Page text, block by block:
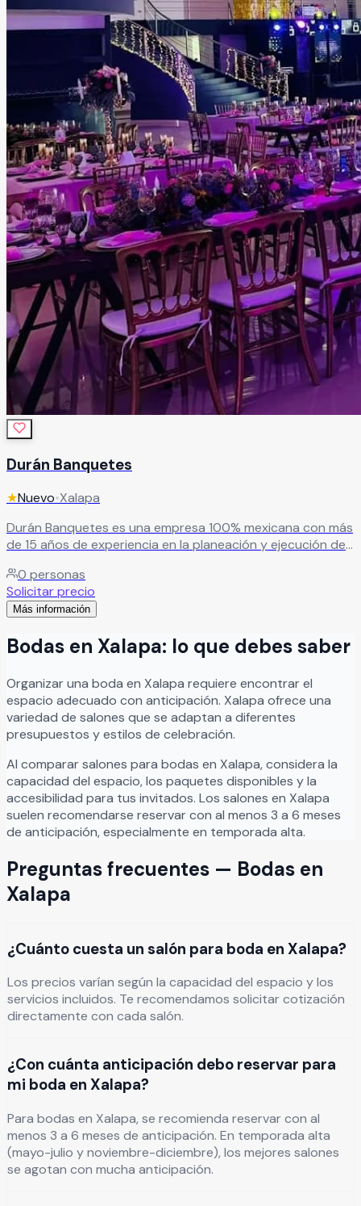
Durán Banquetes
★Nuevo•Xalapa
Durán Banquetes es una empresa 100% mexicana con más
de 15 años de experiencia en la planeación y ejecución de
transformar tu celebración en un momento espectacular e
inolvidable. Con sede en Xalapa, Veracruz, te esperan para
hacer realidad el evento que siempre has imaginado,
quedará en tu memoria para siempre. Leer más
0 personas
Solicitar precio
Más información
Bodas en Xalapa: lo que debes saber
Organizaruna boda en Xalapa requiere encontrar el
espacio adecuado con anticipación. Xalapa ofrece una
variedad de salones que se adaptan a diferentes
presupuestos y estilos de celebración.
Al comparar salones para bodas en Xalapa, considera la
capacidad del espacio, los paquetes disponibles y la
accesibilidad para tus invitados. Los salones en Xalapa
suelen recomendarse reservar con al menos 3 a 6 meses
de anticipación, especialmente en temporada alta.
Preguntas frecuentes — Bodas en
Xalapa
¿Cuánto cuesta un salón para boda en Xalapa?
Los precios varían según la capacidad del espacio y los
servicios incluidos. Te recomendamos solicitar cotización
directamente con cada salón.
¿Con cuánta anticipación debo reservar para
mi boda en Xalapa?
Para bodas en Xalapa, se recomienda reservar con al
menos 3 a 6 meses de anticipación. En temporada alta
(mayo-julio y noviembre-diciembre), los mejores salones
se agotan con mucha anticipación.